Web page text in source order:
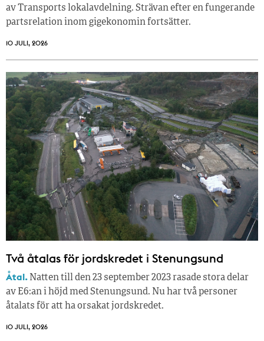
av Transports lokalavdelning. Strävan efter en fungerande
partsrelation inom gigekonomin fortsätter.
10 JULI, 2026
Två åtalas för jordskredet i Stenungsund
Åtal. Natten till den 23 september 2023 rasade stora delar
av E6:an i höjd med Stenungsund. Nu har två personer
åtalats för att ha orsakat jordskredet.
10 JULI, 2026